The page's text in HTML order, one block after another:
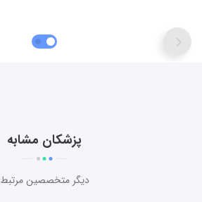
پزشکان مشابه
دیگر متخصصین مرتبط